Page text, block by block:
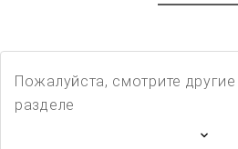
Пожалуйста, смотрите
разделе